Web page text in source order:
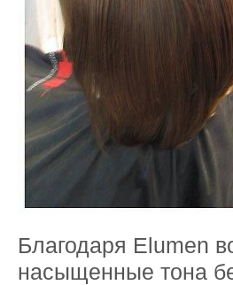
Благодаря Elumen
насыщенные тона